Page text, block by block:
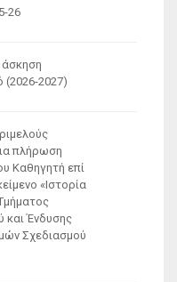
26
άσκηση
(2026-2027)
πλήρωση
Καθηγητή επί
«Ιστορία
και Ένδυσης
Σχεδιασμού